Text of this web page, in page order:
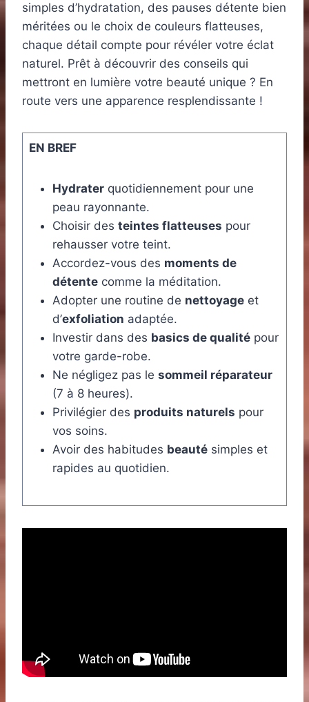
simples d’hydratation, des pauses détente bien
méritées ou le choix de couleurs flatteuses,
chaque détail compte pour révéler votre éclat
naturel. Prêt à découvrir des conseils qui
mettront en lumière votre beauté unique ? En
route vers une apparence resplendissante !
EN BREF
Hydraterquotidiennement pour une
peau rayonnante.
Choisir des teintes flatteuses pour
rehausser votre teint.
Accordez-vous des moments de
détentecomme la méditation.
Adopter une routine de nettoyageet
d’exfoliation adaptée.
Investir dans des basics de qualitépour
votre garde-robe.
Ne négligez pas le sommeil réparateur
(7 à 8 heures).
Privilégier des produits naturels pour
vos soins.
Avoir des habitudes beautésimples et
rapides au quotidien.